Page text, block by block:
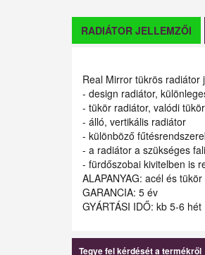
RADIÁTOR JELLEMZŐI
Real Mirror tükrös radiátor
- design radiátor,
- tükör radiátor, valódi
- álló, vertikális radiátor
- különböző
- a radiátor a szükséges
- fürdőszobai kivitelben is
ALAPANYAG: acél és tükör
GARANCIA: 5 év
GYÁRTÁSI IDŐ: kb 5-6 hét
Tegye fel kérdését a termékről